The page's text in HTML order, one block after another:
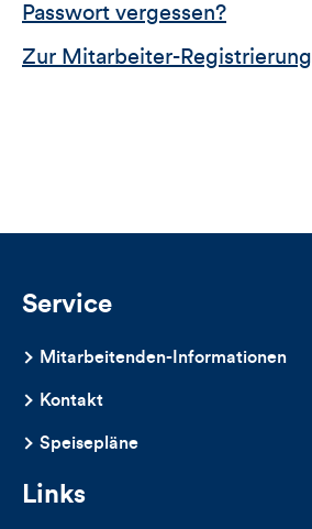
Passwort vergessen?
Zur Mitarbeiter-Registrierung
Service
Mitarbeitenden-Informationen
Kontakt
Speisepläne
Links